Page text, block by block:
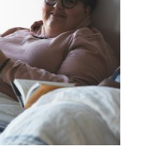
telesnou váhou
ktoré môžu
nevhodnom
na to, že iné
vážiaci 70 kg
pohybujúcou